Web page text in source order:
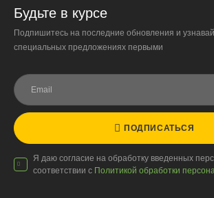
Надёжность
сохранность растений.
Будьте в курсе
Подпишитесь на последние обновления и
специальных предложениях первыми
ПОДПИСАТЬСЯ
Я даю согласие на обработку введенных
соответствии с Политикой обработки